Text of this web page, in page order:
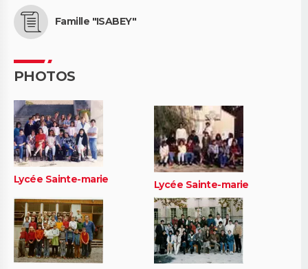
Famille "ISABEY"
PHOTOS
Lycée Sainte-marie Lycée Sainte-marie